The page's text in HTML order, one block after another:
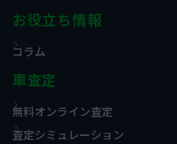
お役立ち情報
コラム
車査定
無料オンライン査定
査定シミュレーション